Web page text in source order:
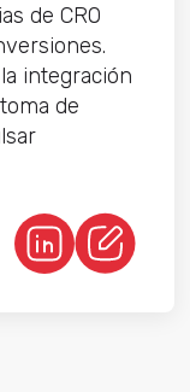
de CRO
integración
de